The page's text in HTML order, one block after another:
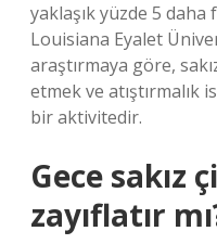
yaklaşık yüzde 5
Louisiana Eyalet
araştırmaya göre,
etmek ve atıştırmalık
bir aktivitedir.
Gece sakız
zayıflatır